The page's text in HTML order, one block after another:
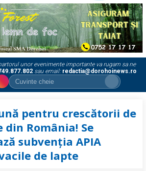
unor evenimente importante va rugam sa ne
sau email: redactia@dorohoinews.ro
pentru crescătorii de
din România! Se
subvenția APIA
de lapte